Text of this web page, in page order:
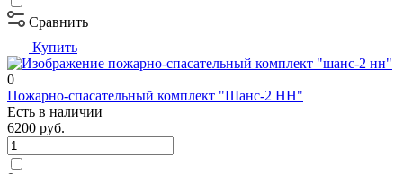
Сравнить
Купить
0
Пожарно-спасательный комплект "Шанс-2 НН"
Есть в наличии
6200 руб.